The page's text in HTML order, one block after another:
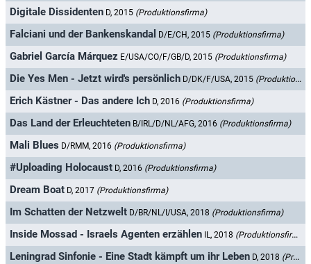
Digitale Dissidenten D, 2015 (Produktionsfirma)
Falciani und der Bankenskandal D/E/CH, 2015 (Produktionsfirma)
Gabriel García Márquez E/USA/CO/F/GB/D, 2015 (Produktionsfirma)
Die Yes Men - Jetzt wird's persönlich D/DK/F/USA, 2015 (Produktionsfirma)
Erich Kästner - Das andere Ich D, 2016 (Produktionsfirma)
Das Land der Erleuchteten B/IRL/D/NL/AFG, 2016 (Produktionsfirma)
Mali Blues D/RMM, 2016 (Produktionsfirma)
#Uploading Holocaust D, 2016 (Produktionsfirma)
Dream Boat D, 2017 (Produktionsfirma)
Im Schatten der Netzwelt D/BR/NL/I/USA, 2018 (Produktionsfirma)
Inside Mossad - Israels Agenten erzählen IL, 2018 (Produktionsfirma)
Leningrad Sinfonie - Eine Stadt kämpft um ihr Leben D, 2018 (Produktionsfirma)